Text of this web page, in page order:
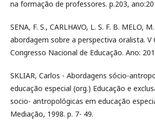
na formação de professores. p.203,
SENA, F. S., CARLHAVO, L. S. F. B. MELO,
abordagem sobre a perspectiva oralista. V
Congresso Nacional de Educação. Ano:
SKLIAR, Carlos - Abordagens sócio-
educação especial (org.) Educação e
socio- antropológicas em educação
Mediação, 1998. p. 7- 49.